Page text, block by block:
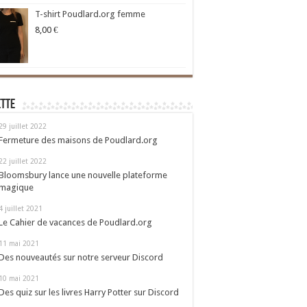
T-shirt Poudlard.org femme
8,00 €
juillet 2022
des maisons de Poudlard.org
juillet 2022
lance une nouvelle plateforme
juillet 2021
Cahier de vacances de Poudlard.org
mai 2021
nouveautés sur notre serveur Discord
mai 2021
quiz sur les livres Harry Potter sur Discord